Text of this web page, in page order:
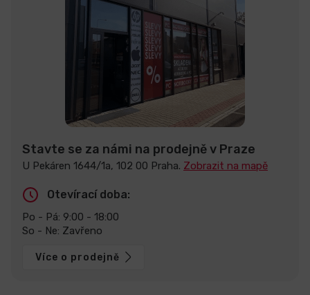
Stavte se za námi na prodejně v Praze
U Pekáren 1644/1a, 102 00 Praha. Zobrazit na mapě
Otevírací doba:
Po - Pá: 9:00 - 18:00
So - Ne: Zavřeno
Více o prodejně